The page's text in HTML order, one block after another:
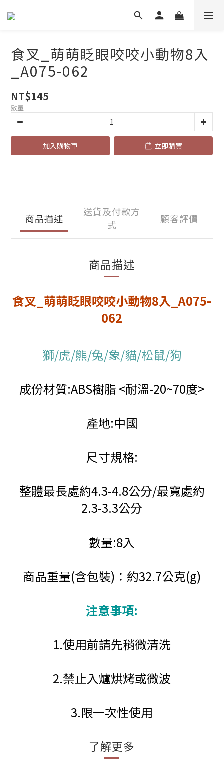
食叉_萌萌眨眼咬咬小動物8入
_A075-062
NT$145
數量
加入購物車 立即購買
商品描述
送貨及付款方
式
顧客評價
商品描述
食叉_萌萌眨眼咬咬小動物8入_A075-
062
獅/虎/熊/兔/象/貓/松鼠/狗
成份材質:ABS樹脂 <耐溫-20~70度>
產地:中國
尺寸規格:
整體最長處約4.3-4.8公分/最寬處約
2.3-3.3公分
數量:8入
商品重量(含包裝)：約32.7公克(g)
注意事項:
1.使用前請先稍微清洗
2.禁止入爐烘烤或微波
3.限一次性使用
了解更多